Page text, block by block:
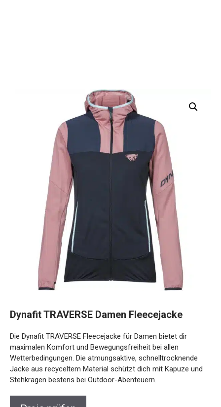
maximalen Komfort und Bewegungsfreiheit bei allen
Wetterbedingungen. Die atmungsaktive, schnelltrocknende
Jacke aus recyceltem Material schützt dich mit Kapuze und
Stehkragen bestens bei Outdoor-Abenteuern.